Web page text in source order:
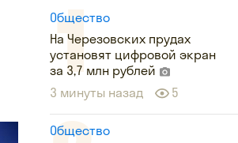
Общество
На Черезовских прудах
установят цифровой экран
за 3,7 млн рублей
3 минуты назад
5
Общество